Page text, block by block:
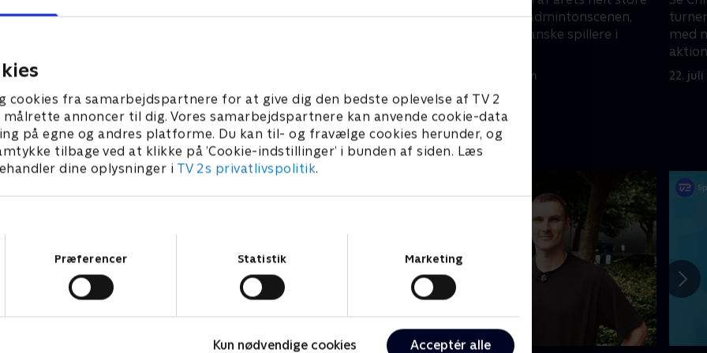
cookies fra samarbejdspartnere for at give dig den bedste oplevelse af TV 2
annoncer til dig. Vores samarbejdspartnere kan anvende cookie-data
på egne og andres platforme. Du kan til- og fravælge cookies herunder, og
tilbage ved at klikke på ’Cookie-indstillinger’ i bunden af siden. Læs
dine oplysninger i TV 2s privatlivspolitik.
Præferencer Statistik Marketing
Kun nødvendige cookies Acceptér alle
en af årets helt store
• 61 min
turneringer på badmintonscenen,
med masser af danske spillere i
23. juli 2026 • 41 min
med
22. juli